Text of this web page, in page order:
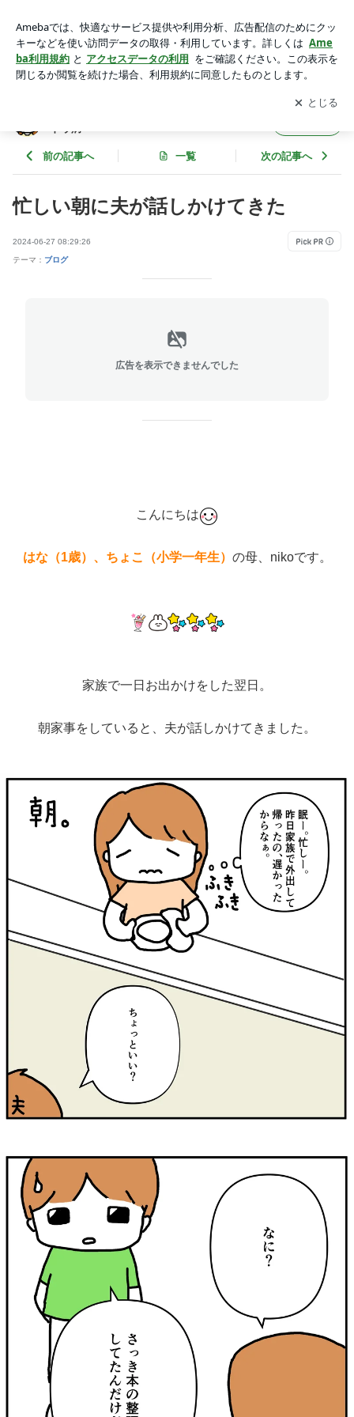
状腺眼症・バセドウ病
アプリをダウンロードして ブログの更新通知
を受け取りまし
ょう。
開く
ドウ病
前の記事へ 一覧 次の記事へ
忙しい朝に夫が話しかけてきた
2024-06-27 08:29:26
テーマ： ブログ
広告を表示できませんでした
こんにちは
はな（1歳）、ちょこ（小学一年生） の母、nikoです。
家族で一日お出かけをした翌日。
朝家事をしていると、夫が話しかけてきました。